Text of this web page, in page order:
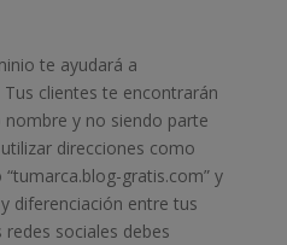
te ayudará a
clientes te encontrarán
y no siendo parte
direcciones como
gratis.com” y
diferenciación entre tus
redes sociales debes